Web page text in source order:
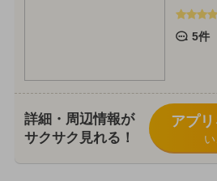
5件
詳細・周辺情報が
サクサク見れる！
アプ